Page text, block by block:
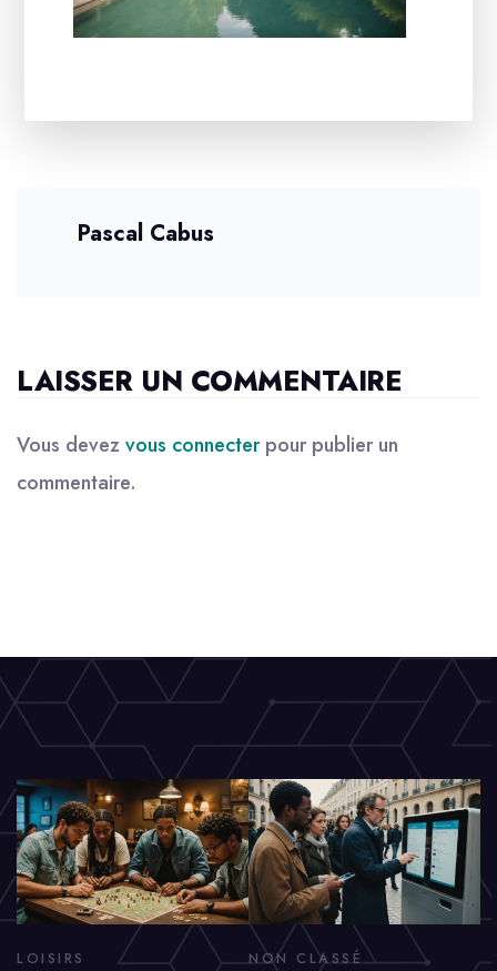
Pascal Cabus
LAISSER UN COMMENTAIRE
Vous devez vous connecterpour publier un
commentaire.
LOISIRS NON CLASSÉ